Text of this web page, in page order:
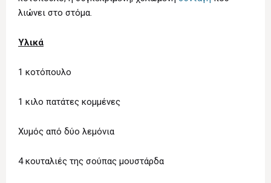
λιώνει στο στόμα.
Υλικά
1 κοτόπουλο
1 κιλο πατάτες κομμένες
Χυμός από δύο λεμόνια
4 κουταλιές της σούπας μουστάρδα